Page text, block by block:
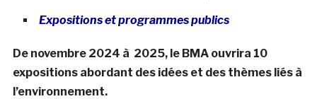
Expositions et programmes publics
De novembre 2024 à 2025, le BMA ouvrira 10
expositions abordant des idées et des thèmes liés à
l’environnement.